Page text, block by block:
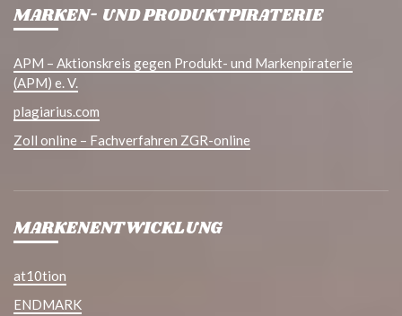
MARKEN- UND PRODUKTPIRATERIE
APM – Aktionskreis gegen Produkt- und Markenpiraterie
(APM) e. V.
plagiarius.com
Zoll online – Fachverfahren ZGR-online
MARKENENTWICKLUNG
at10tion
ENDMARK